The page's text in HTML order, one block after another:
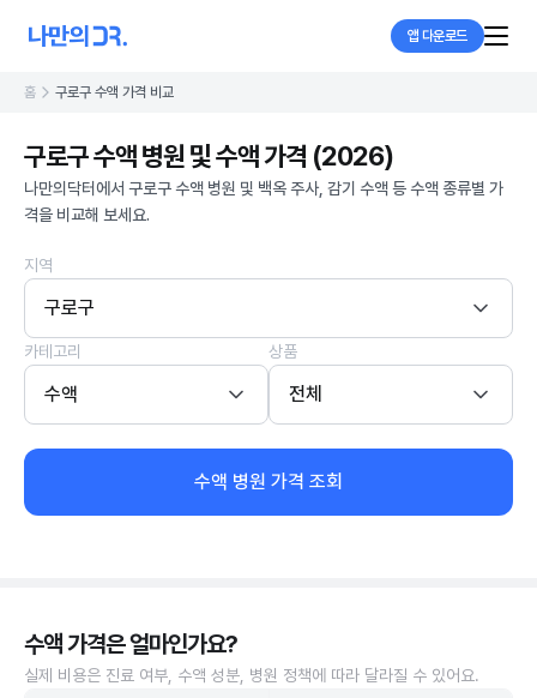
앱 다운로드
홈 구로구 수액 가격 비교
구로구 수액 병원 및 수액 가격 (2026)
나만의닥터에서 구로구 수액 병원 및 백옥 주사, 감기 수액 등 수액 종류별 가
격을 비교해 보세요.
지역
구로구
카테고리
수액
상품
전체
수액 병원 가격 조회
수액 가격은 얼마인가요?
실제 비용은 진료 여부, 수액 성분, 병원 정책에 따라 달라질 수 있어요.